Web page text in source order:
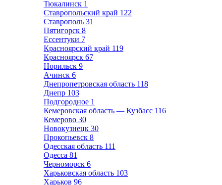
Тюкалинск 1
Ставропольский край 122
Ставрополь 31
Пятигорск 8
Ессентуки 7
Красноярский край 119
Красноярск 67
Норильск 9
Ачинск 6
Днепропетровская область 118
Днепр 103
Подгородное 1
Кемеровская область — Кузбасс 116
Кемерово 30
Новокузнецк 30
Прокопьевск 8
Одесская область 111
Одесса 81
Черноморск 6
Харьковская область 103
Харьков 96